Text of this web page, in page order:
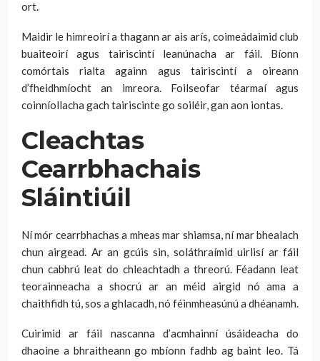
ort.
Maidir le himreoirí a thagann ar ais arís, coimeádaimid club
buaiteoirí agus tairiscintí leanúnacha ar fáil. Bíonn
comórtais rialta againn agus tairiscintí a oireann
d’fheidhmíocht an imreora. Foilseofar téarmaí agus
coinníollacha gach tairiscinte go soiléir, gan aon iontas.
Cleachtas
Cearrbhachais
Sláintiúil
Ní mór cearrbhachas a mheas mar shiamsa, ní mar bhealach
chun airgead. Ar an gcúis sin, soláthraímid uirlisí ar fáil
chun cabhrú leat do chleachtadh a threorú. Féadann leat
teorainneacha a shocrú ar an méid airgid nó ama a
chaithfidh tú, sos a ghlacadh, nó féinmheasúnú a dhéanamh.
Cuirimid ar fáil nascanna d’acmhainní úsáideacha do
dhaoine a bhraitheann go mbíonn fadhb ag baint leo. Tá